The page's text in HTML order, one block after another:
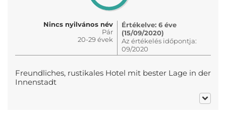
Nincs nyilvános név
Pár
20-29 évek
Értékelve: 6 éve
(15/09/2020)
Az értékelés időpontja:
09/2020
Freundliches, rustikales Hotel mit bester Lage in der
Innenstadt